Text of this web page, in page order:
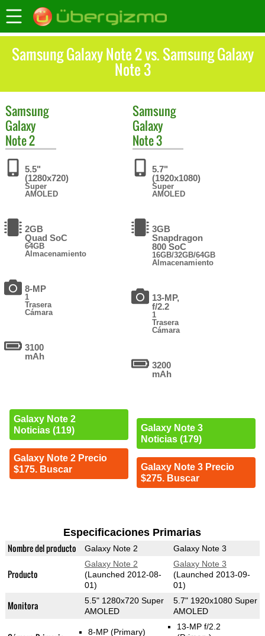
Samsung Galaxy Note 2 vs. Samsung Galaxy
Note 3
Samsung
Galaxy
Note 2
5.5"
(1280x720)
Super
AMOLED
2GB
Quad SoC
64GB
Almacenamiento
8-MP
1
Trasera
Cámara
3100
mAh
Galaxy Note 2
Noticias (119)
Galaxy Note 2 Precio
$175. Buscar
Samsung
Galaxy
Note 3
5.7"
(1920x1080)
Super
AMOLED
3GB
Snapdragon
800 SoC
16GB/32GB/64GB
Almacenamiento
13-MP,
f/2.2
1
Trasera
Cámara
3200
mAh
Galaxy Note 3
Noticias (179)
Galaxy Note 3 Precio
$275. Buscar
Especificaciones Primarias
Nombre del producto Galaxy Note 2 Galaxy Note 3
Producto
Galaxy Note 2
(Launched 2012-08-
01)
Galaxy Note 3
(Launched 2013-09-
01)
Monitora
5.5" 1280x720 Super
AMOLED
5.7" 1920x1080 Super
AMOLED
8-MP (Primary)
13-MP f/2.2